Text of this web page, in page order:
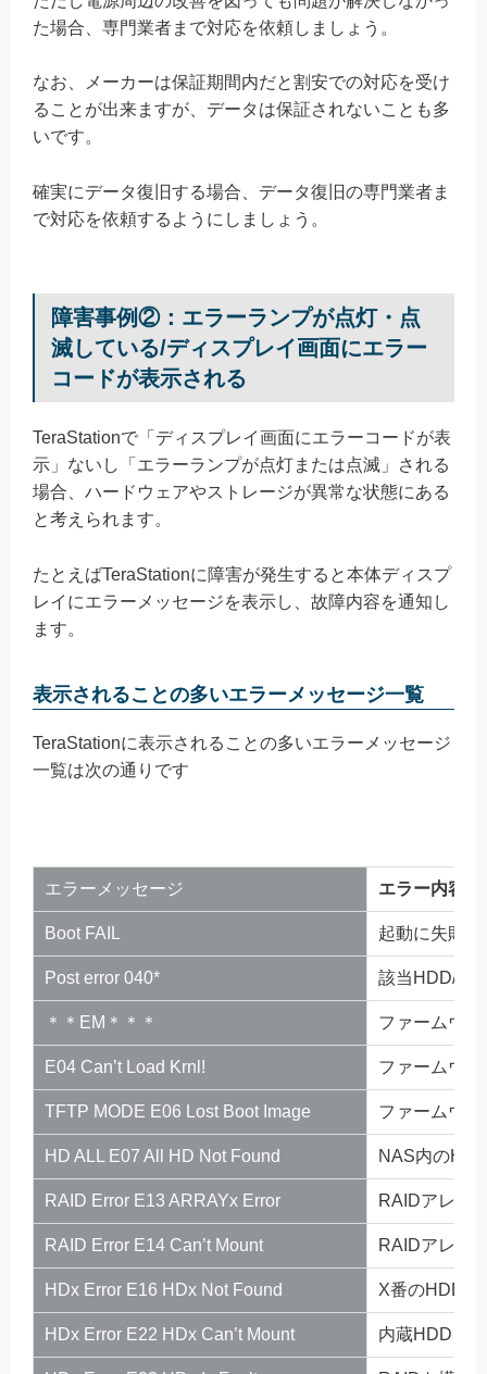
た場合、専門業者まで対応を依頼しましょう。
なお、メーカーは保証期間内だと割安での対応を受け
ることが出来ますが、データは保証されないことも多
いです。
確実にデータ復旧する場合、データ復旧の専門業者ま
で対応を依頼するようにしましょう。
障害事例②：エラーランプが点灯・点
滅している/ディスプレイ画面にエラー
コードが表示される
TeraStationで「ディスプレイ画面にエラーコードが表
示」ないし「エラーランプが点灯または点滅」される
場合、ハードウェアやストレージが異常な状態にある
と考えられます。
たとえばTeraStationに障害が発生すると本体ディスプ
レイにエラーメッセージを表示し、故障内容を通知し
ます。
表示されることの多いエラーメッセージ一覧
TeraStationに表示されることの多いエラーメッセージ
一覧は次の通りです
エラーメッセージ エラー内容
Boot FAIL 起動に失敗し
Post error 040* 該当HDD/
＊＊EM＊＊＊ ファームウ
E04 Can’t Load Krnl! ファームウ
TFTP MODE E06 Lost Boot Image ファームウ
HD ALL E07 All HD Not Found NAS内の
RAID Error E13 ARRAYx Error RAIDアレイ
RAID Error E14 Can’t Mount RAIDアレイ
HDx Error E16 HDx Not Found X番のHDDが
HDx Error E22 HDx Can’t Mount 内蔵HDDを